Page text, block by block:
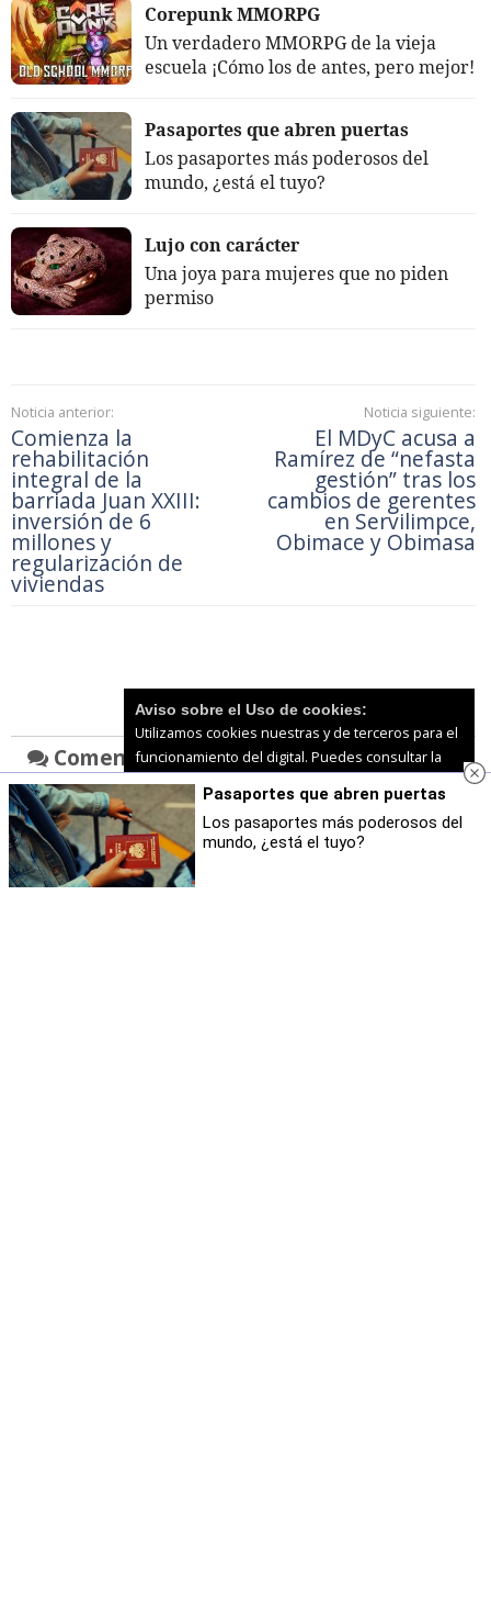
Corepunk MMORPG
Un verdadero MMORPG de la vieja
escuela ¡Cómo los de antes, pero mejor!
Pasaportes que abren puertas
Los pasaportes más poderosos del
mundo, ¿está el tuyo?
Lujo con carácter
Una joya para mujeres que no piden
permiso
Noticia anterior:
Comienza la
rehabilitación
integral de la
barriada Juan XXIII:
inversión de 6
millones y
regularización de
viviendas
Noticia siguiente:
El MDyC acusa a
Ramírez de “nefasta
gestión” tras los
cambios de gerentes
en Servilimpce,
Obimace y Obimasa
Comentarios Accede para comentar
como usuario
Todavía no hay comentarios
Pasaportes que abren puertas
Los pasaportes más poderosos del
mundo, ¿está el tuyo?
Aviso sobre el Uso de cookies:
Utilizamos cookies nuestras y de terceros para el
funcionamiento del digital. Puedes consultar la
lista de cookies y como desconectarlas.
nuestra Política de Privacidad y Cookies
Aceptar Cookies
Personalizar